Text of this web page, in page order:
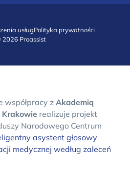
usługPolityka prywatności
Proassist
współpracy z Akademią
realizuje projekt
Narodowego Centrum
asystent głosowy
medycznej według zaleceń